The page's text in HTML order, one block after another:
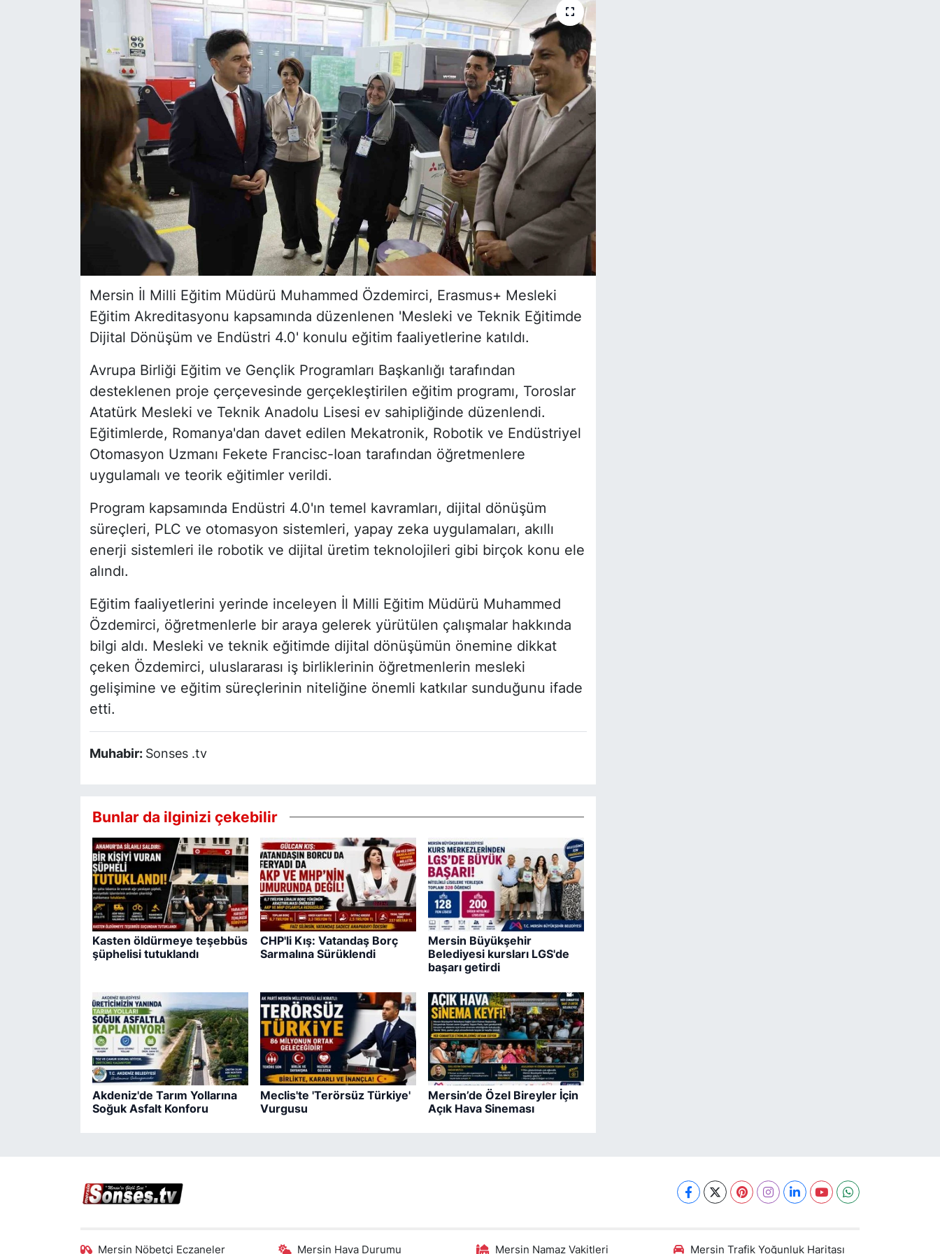
Mersin İl Milli Eğitim Müdürü Muhammed Özdemirci, Erasmus+ Mesleki
Eğitim Akreditasyonu kapsamında düzenlenen 'Mesleki ve Teknik Eğitimde
Dijital Dönüşüm ve Endüstri 4.0' konulu eğitim faaliyetlerine katıldı.
Avrupa Birliği Eğitim ve Gençlik Programları Başkanlığı tarafından
desteklenen proje çerçevesinde gerçekleştirilen eğitim programı, Toroslar
Atatürk Mesleki ve Teknik Anadolu Lisesi ev sahipliğinde düzenlendi.
Eğitimlerde, Romanya'dan davet edilen Mekatronik, Robotik ve Endüstriyel
Otomasyon Uzmanı Fekete Francisc-Ioan tarafından öğretmenlere
uygulamalı ve teorik eğitimler verildi.
Program kapsamında Endüstri 4.0'ın temel kavramları, dijital dönüşüm
süreçleri, PLC ve otomasyon sistemleri, yapay zeka uygulamaları, akıllı
enerji sistemleri ile robotik ve dijital üretim teknolojileri gibi birçok konu ele
alındı.
Eğitim faaliyetlerini yerinde inceleyen İl Milli Eğitim Müdürü Muhammed
Özdemirci, öğretmenlerle bir araya gelerek yürütülen çalışmalar hakkında
bilgi aldı. Mesleki ve teknik eğitimde dijital dönüşümün önemine dikkat
çeken Özdemirci, uluslararası iş birliklerinin öğretmenlerin mesleki
gelişimine ve eğitim süreçlerinin niteliğine önemli katkılar sunduğunu ifade
etti.
Muhabir: Sonses .tv
Bunlar da ilginizi çekebilir
Kasten öldürmeye teşebbüs
şüphelisi tutuklandı
CHP'li Kış: Vatandaş Borç
Sarmalına Sürüklendi
Mersin Büyükşehir
Belediyesi kursları LGS'de
başarı getirdi
Akdeniz'de Tarım Yollarına
Soğuk Asfalt Konforu
Meclis'te 'Terörsüz Türkiye'
Vurgusu
Mersin’de Özel Bireyler İçin
Açık Hava Sineması
Mersin Nöbetçi Eczaneler Mersin Hava Durumu Mersin Namaz Vakitleri Mersin Trafik Yoğunluk Haritası
YEREL HABER
Haberde insan